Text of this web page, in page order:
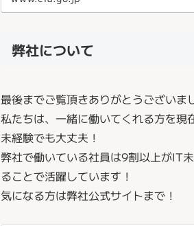
弊社について
最後までご覧頂きありがとうございま
私たちは、一緒に働いてくれる方を現
未経験でも大丈夫！
弊社で働いている社員は9割以上がIT
ることで活躍しています！
気になる方は弊社公式サイトまで！